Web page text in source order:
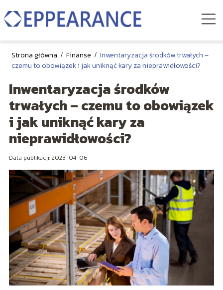
Strona główna / Finanse / Inwentaryzacja środków trwałych –
czemu to obowiązek i jak uniknąć kary za nieprawidłowości?
Inwentaryzacja środków
trwałych – czemu to obowiązek
i jak uniknąć kary za
nieprawidłowości?
Data publikacji: 2023-04-06